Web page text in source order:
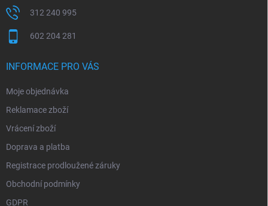
312 240 995
602 204 281
INFORMACE PRO VÁS
Moje objednávka
Reklamace zboží
Vrácení zboží
Doprava a platba
Registrace prodloužené záruky
Obchodní podmínky
GDPR